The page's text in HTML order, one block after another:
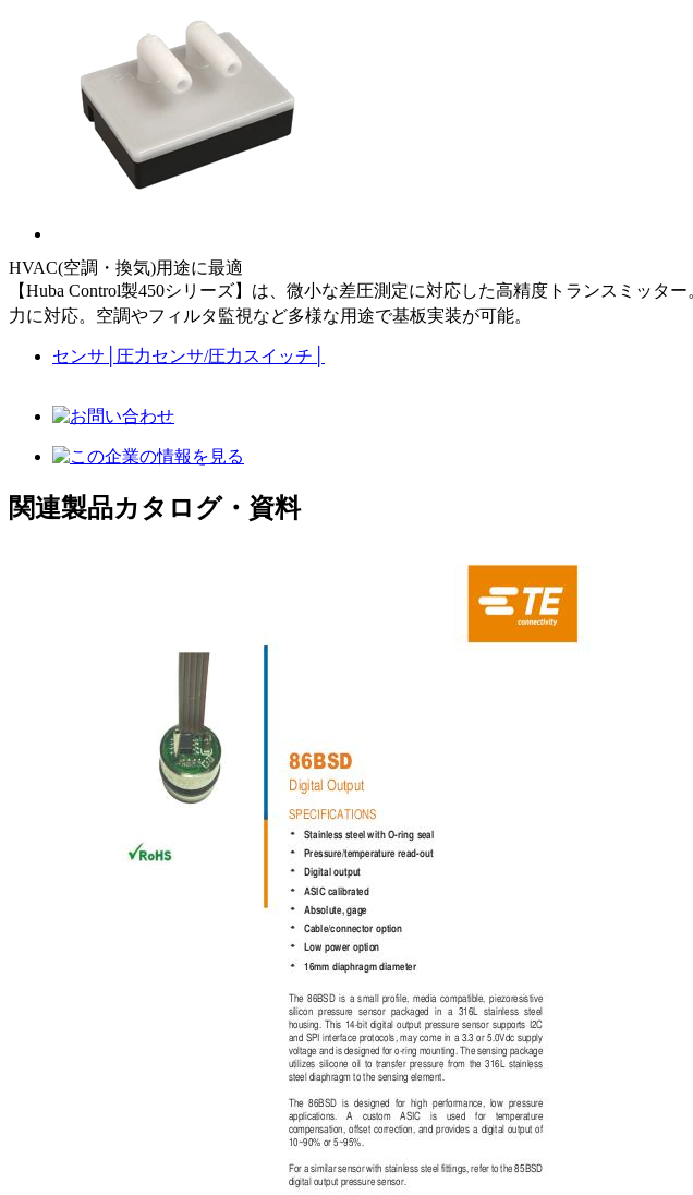
HVAC(空調・換気)用途に最適
【Huba Control製450シリーズ】は、微小な差圧測定に対応した高精度トランスミッタ
力に対応。空調やフィルタ監視など多様な用途で基板実装が可能。
センサ 圧力センサ/圧力スイッチ
関連製品カタログ・資料